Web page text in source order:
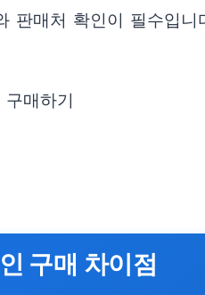
판매처 확인이 필수입
매하기
구매 차이점